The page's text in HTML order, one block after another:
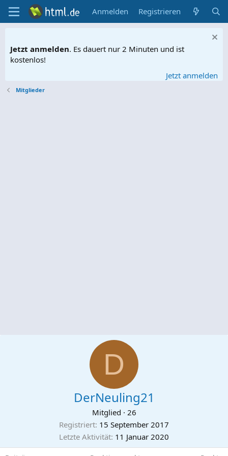
Anmelden Registrieren
Jetzt anmelden. Es dauert nur 2 Minuten und ist
kostenlos!
Jetzt anmelden
Mitglieder
D
DerNeuling21
Mitglied · 26
Registriert 15 September 2017
Letzte Aktivität 11 Januar 2020